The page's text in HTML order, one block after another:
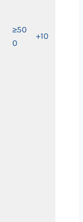
≥50
0
+10